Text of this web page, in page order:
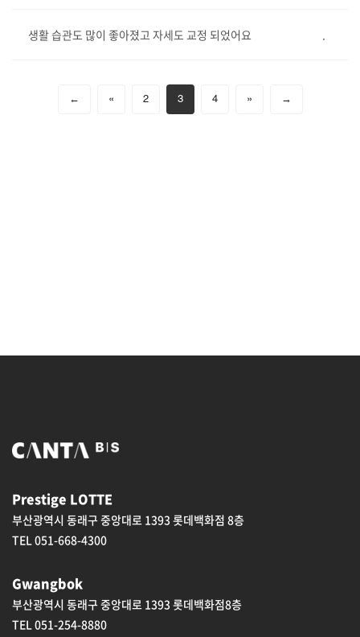
생활 습관도 많이 좋아졌고 자세도 교정 되었어요 .
← « 2 3 4 » →
Prestige LOTTE
부산광역시 동래구 중앙대로 1393 롯데백화점 8층
TEL 051-668-4300
Gwangbok
부산광역시 동래구 중앙대로 1393 롯데백화점8층
TEL 051-254-8880